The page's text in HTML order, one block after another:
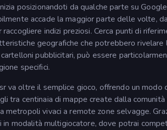
posizionandoti da qualche parte su
accade la maggior parte delle volte,
indizi preziosi. Cerca punti di
geografiche che potrebbero rivelare
pubblicitari, può essere
specifici.
va oltre il semplice gioco, offrendo un modo
tra centinaia di mappe create dalla
metropoli vivaci a remote zone selvagge.
modalità multigiocatore, dove potrai